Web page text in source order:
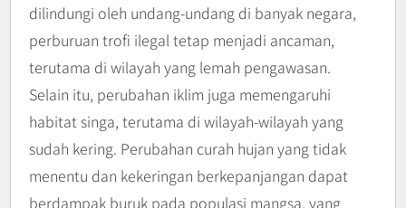
dilindungi oleh undang-undang di banyak negara,
perburuan trofi ilegal tetap menjadi ancaman,
terutama di wilayah yang lemah pengawasan.
Selain itu, perubahan iklim juga memengaruhi
habitat singa, terutama di wilayah-wilayah yang
sudah kering. Perubahan curah hujan yang tidak
menentu dan kekeringan berkepanjangan dapat
berdampak buruk pada populasi mangsa, yang